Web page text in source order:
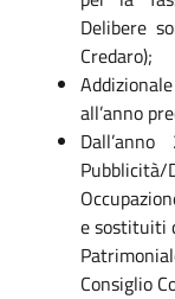
Delibere
Credaro);
all’anno
Pubblicità/
e sostituiti
Consiglio